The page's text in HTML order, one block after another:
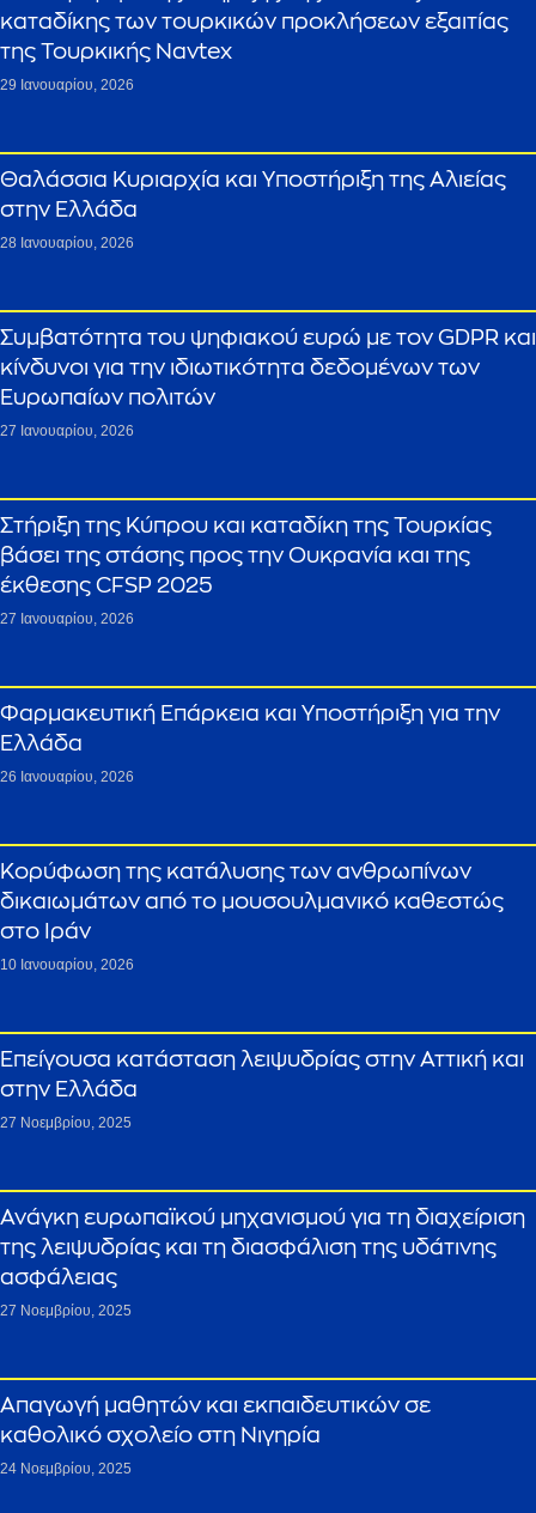
καταδίκης των τουρκικών προκλήσεων εξαιτίας
της Τουρκικής Navtex
29 Ιανουαρίου, 2026
Θαλάσσια Κυριαρχία και Υποστήριξη της Αλιείας
στην Ελλάδα
28 Ιανουαρίου, 2026
Συμβατότητα του ψηφιακού ευρώ με τον GDPR και
κίνδυνοι για την ιδιωτικότητα δεδομένων των
Ευρωπαίων πολιτών
27 Ιανουαρίου, 2026
Στήριξη της Κύπρου και καταδίκη της Τουρκίας
βάσει της στάσης προς την Ουκρανία και της
έκθεσης CFSP 2025
27 Ιανουαρίου, 2026
Φαρμακευτική Επάρκεια και Υποστήριξη για την
Ελλάδα
26 Ιανουαρίου, 2026
Κορύφωση της κατάλυσης των ανθρωπίνων
δικαιωμάτων από το μουσουλμανικό καθεστώς
στο Ιράν
10 Ιανουαρίου, 2026
Επείγουσα κατάσταση λειψυδρίας στην Αττική και
στην Ελλάδα
27 Νοεμβρίου, 2025
Ανάγκη ευρωπαϊκού μηχανισμού για τη διαχείριση
της λειψυδρίας και τη διασφάλιση της υδάτινης
ασφάλειας
27 Νοεμβρίου, 2025
Απαγωγή μαθητών και εκπαιδευτικών σε
καθολικό σχολείο στη Νιγηρία
24 Νοεμβρίου, 2025